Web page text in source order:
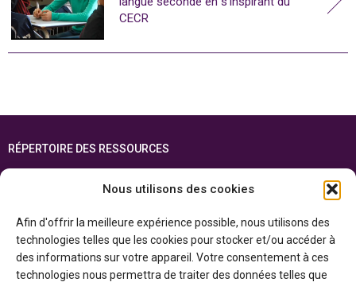
Nous utilisons des cookies
Afin d'offrir la meilleure expérience possible, nous utilisons des
technologies telles que les cookies pour stocker et/ou accéder à
des informations sur votre appareil. Votre consentement à ces
technologies nous permettra de traiter des données telles que
CECR
RÉPERTOIRE DES RESSOURCES
ENGLISH
Cette ressource est réalisée grâce au soutien financier du gouvernement de
l’Ontario et du gouvernement duCanada par l’entremise du ministère du